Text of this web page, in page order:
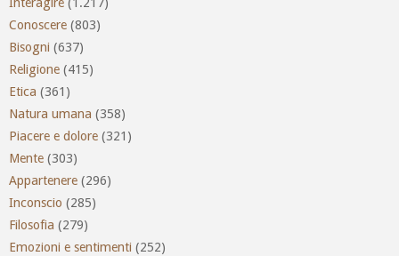
Conoscere (803)
Bisogni (637)
Religione (415)
Etica (361)
Natura umana (358)
Piacere e dolore (321)
Mente (303)
Appartenere (296)
Inconscio (285)
Filosofia (279)
Emozioni e sentimenti (252)